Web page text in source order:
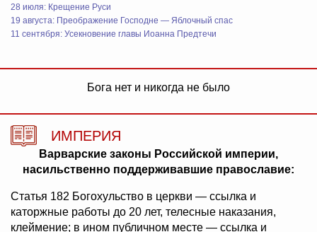
28 июля: Крещение Руси
19 августа: Преображение Господне — Яблочный спас
11 сентября: Усекновение главы Иоанна Предтечи
Бога нет и никогда не было
ИМПЕРИЯ
Варварские законы Российской империи,
насильственно поддерживавшие православие:
Статья 182 Богохульство в церкви — ссылка и
каторжные работы до 20 лет, телесные наказания,
клеймение; в ином публичном месте — ссылка и